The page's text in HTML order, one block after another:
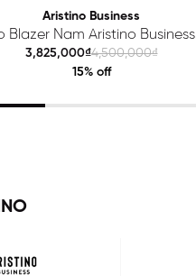
Aristino Business
Blazer Nam Aristino Business
Premio 1BZ201S0H2
3,825,000₫4,500,000₫
15% off